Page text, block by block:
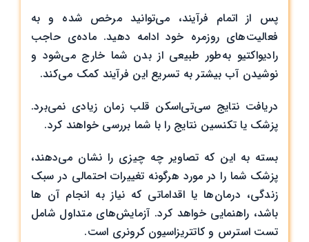
پس از اتمام فرآیند، می‌توانید مرخص شده و به
فعالیت‌های روزمره خود ادامه دهید. ماده‌ی حاجب
رادیواکتیو به‌طور طبیعی از بدن شما خارج می‌شود و
نوشیدن آب بیشتر به تسریع این فرآیند کمک می‌کند.
دریافت نتایج سی‌تی‌اسکن قلب زمان زیادی نمی‌برد.
پزشک یا تکنسین نتایج را با شما بررسی خواهند کرد.
بسته به این که تصاویر چه چیزی را نشان می‌دهند،
پزشک شما را در مورد هرگونه تغییرات احتمالی در سبک
زندگی، درمان‌ها یا اقداماتی که نیاز به انجام آن ها
باشد، راهنمایی خواهد کرد. آزمایش‌های متداول شامل
تست استرس و کاتتریزاسیون کرونری است.